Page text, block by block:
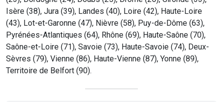
Isère (38), Jura (39), Landes (40), Loire (42), Haute-Loire
(43), Lot-et-Garonne (47), Nièvre (58), Puy-de-Dôme (63),
Pyrénées-Atlantiques (64), Rhône (69), Haute-Saône (70),
Saône-et-Loire (71), Savoie (73), Haute-Savoie (74), Deux-
Sèvres (79), Vienne (86), Haute-Vienne (87), Yonne (89),
Territoire de Belfort (90).